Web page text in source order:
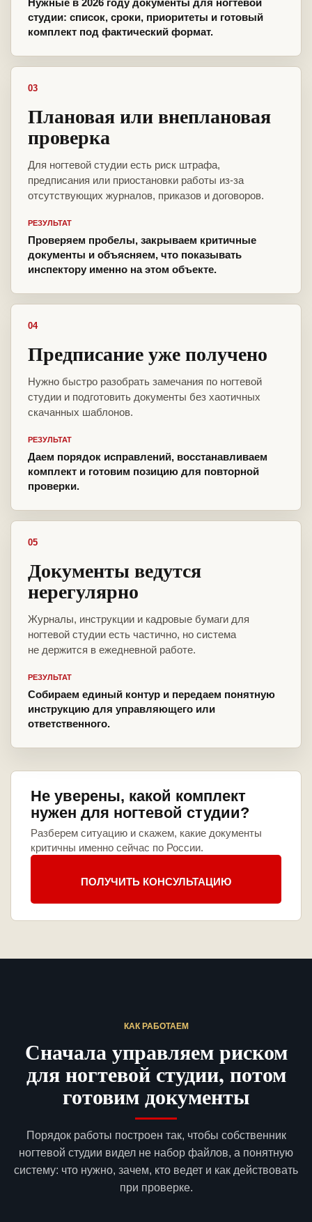
Нужные в 2026 году документы для ногтевой
студии: список, сроки, приоритеты и готовый
комплект под фактический формат.
03
Плановая или внеплановая
проверка
Для ногтевой студии есть риск штрафа,
предписания или приостановки работы из-за
отсутствующих журналов, приказов и договоров.
РЕЗУЛЬТАТ
Проверяем пробелы, закрываем критичные
документы и объясняем, что показывать
инспектору именно на этом объекте.
04
Предписание уже получено
Нужно быстро разобрать замечания по ногтевой
студии и подготовить документы без хаотичных
скачанных шаблонов.
РЕЗУЛЬТАТ
Даем порядок исправлений, восстанавливаем
комплект и готовим позицию для повторной
проверки.
05
Документы ведутся
нерегулярно
Журналы, инструкции и кадровые бумаги для
ногтевой студии есть частично, но система
не держится в ежедневной работе.
РЕЗУЛЬТАТ
Собираем единый контур и передаем понятную
инструкцию для управляющего или
ответственного.
Не уверены, какой комплект
нужен для ногтевой студии?
Разберем ситуацию и скажем, какие документы
критичны именно сейчас по России.
ПОЛУЧИТЬ КОНСУЛЬТАЦИЮ
КАК РАБОТАЕМ
Сначала управляем риском
для ногтевой студии, потом
готовим документы
Порядок работы построен так, чтобы собственник
ногтевой студии видел не набор файлов, а понятную
систему: что нужно, зачем, кто ведет и как действовать
при проверке.